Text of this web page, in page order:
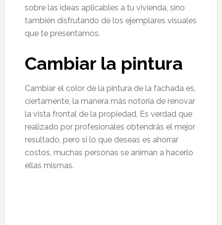
sobre las ideas aplicables a tu vivienda, sino
también disfrutando de los ejemplares visuales
que te presentamos.
Cambiar la pintura
Cambiar el color de la pintura de la fachada es,
ciertamente, la manera más notoria de renovar
la vista frontal de la propiedad. Es verdad que
realizado por profesionales obtendrás el mejor
resultado, pero si lo que deseas es ahorrar
costos, muchas personas se animan a hacerlo
ellas mismas.